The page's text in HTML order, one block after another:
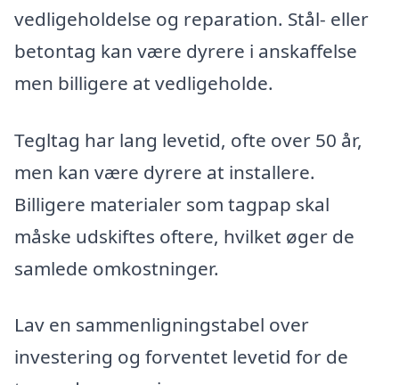
vedligeholdelse og reparation. Stål- eller
betontag kan være dyrere i anskaffelse
men billigere at vedligeholde.
Tegltag har lang levetid, ofte over 50 år,
men kan være dyrere at installere.
Billigere materialer som tagpap skal
måske udskiftes oftere, hvilket øger de
samlede omkostninger.
Lav en sammenligningstabel over
investering og forventet levetid for de